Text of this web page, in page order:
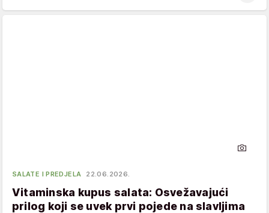
SALATE I PREDJELA 22.06.2026.
Vitaminska kupus salata: Osvežavajući
prilog koji se uvek prvi pojede na slavljima